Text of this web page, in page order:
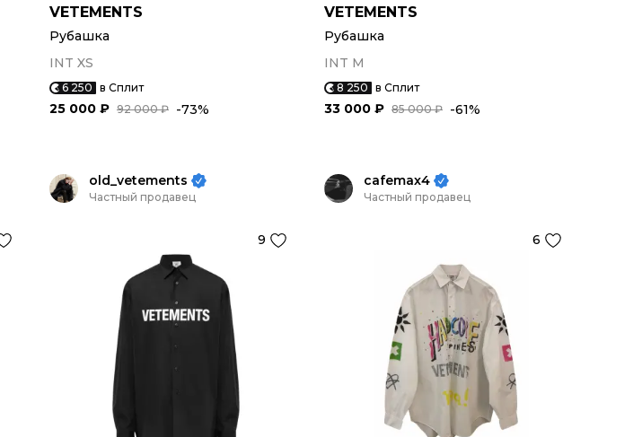
VETEMENTS
Рубашка
INT XS
6 250 в Сплит
92 000 ₽
25 000 ₽ -73%
VETEMENTS
Рубашка
INT M
8 250 в Сплит
85 000 ₽
33 000 ₽ -61%
old_vetements
Частный продавец
9
cafemax4
Частный продавец
6